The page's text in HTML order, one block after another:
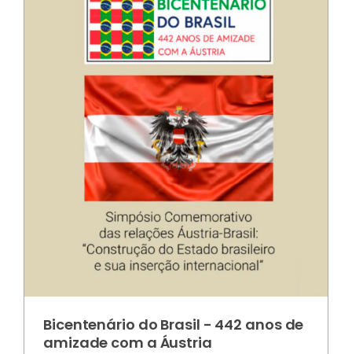
Bicentenário do Brasil - 442 anos de
amizade com a Áustria